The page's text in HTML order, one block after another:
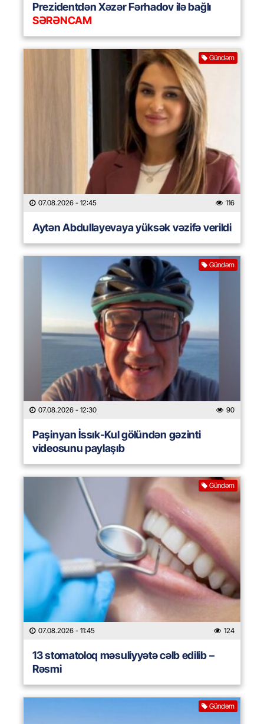
Prezidentdən Xəzər Fərhadov ilə bağlı
SƏRƏNCAM
Gündəm
07.08.2026 - 12:45 116
Aytən Abdullayevaya yüksək vəzifə verildi
Gündəm
07.08.2026 - 12:30 90
Paşinyan İssık-Kul gölündən gəzinti
videosunu paylaşıb
Gündəm
07.08.2026 - 11:45 124
13 stomatoloq məsuliyyətə cəlb edilib –
Rəsmi
Gündəm